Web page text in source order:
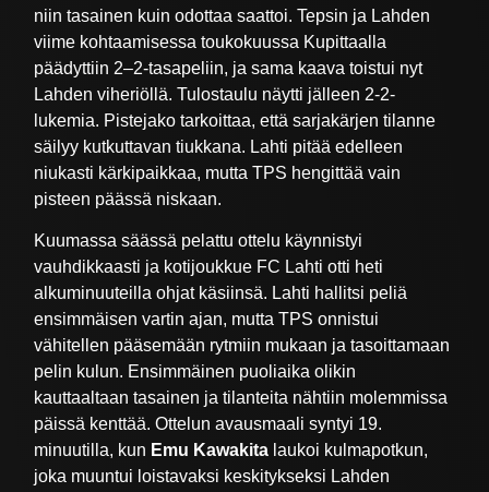
niin tasainen kuin odottaa saattoi. Tepsin ja Lahden
viime kohtaamisessa toukokuussa Kupittaalla
päädyttiin 2–2-tasapeliin, ja sama kaava toistui nyt
Lahden viheriöllä. Tulostaulu näytti jälleen 2-2-
lukemia. Pistejako tarkoittaa, että sarjakärjen tilanne
säilyy kutkuttavan tiukkana. Lahti pitää edelleen
niukasti kärkipaikkaa, mutta TPS hengittää vain
pisteen päässä niskaan.
Kuumassa säässä pelattu ottelu käynnistyi
vauhdikkaasti ja kotijoukkue FC Lahti otti heti
alkuminuuteilla ohjat käsiinsä. Lahti hallitsi peliä
ensimmäisen vartin ajan, mutta TPS onnistui
vähitellen pääsemään rytmiin mukaan ja tasoittamaan
pelin kulun. Ensimmäinen puoliaika olikin
kauttaaltaan tasainen ja tilanteita nähtiin molemmissa
päissä kenttää. Ottelun avausmaali syntyi 19.
minuutilla, kun Emu Kawakita laukoi kulmapotkun,
joka muuntui loistavaksi keskitykseksi Lahden